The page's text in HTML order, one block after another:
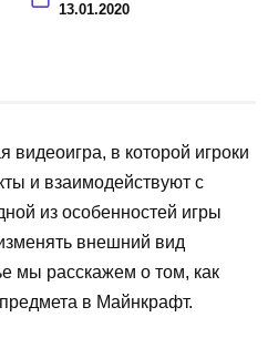
13.01.2020
видеоигра, в которой игроки
и взаимодействуют с
из особенностей игры
внешний вид
мы расскажем о том, как
в Майнкрафт.